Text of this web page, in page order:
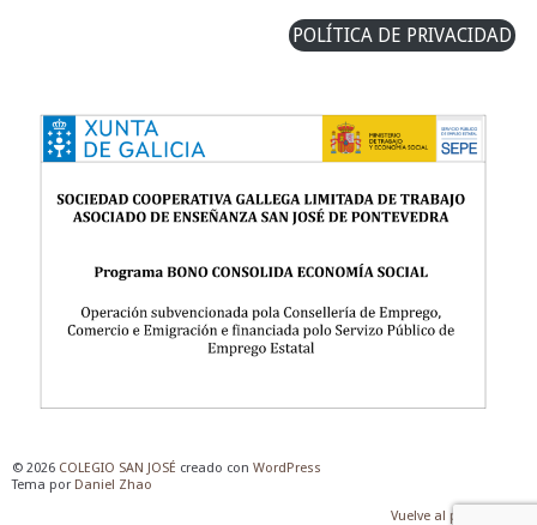
POLÍTICA DE PRIVACIDAD
© 2026 COLEGIO SAN JOSÉ creado con WordPress
Tema por Daniel Zhao
Vuelve al principio